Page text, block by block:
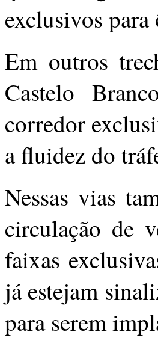
exclusivos para
Em outros
Castelo
corredor
a fluidez do
Nessas vias
circulação de
faixas
já estejam
para serem